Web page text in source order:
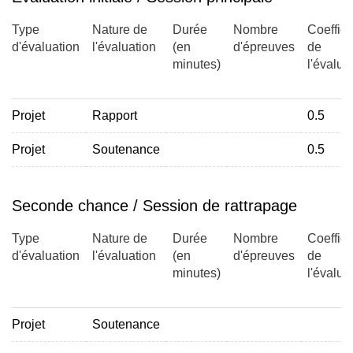
Type
d'évaluation
Nature de
l'évaluation
Durée
(en
minutes)
Nombre
d'épreuves
de
Projet Rapport 0.5
Projet Soutenance 0.5
Seconde chance / Session de rattrapage
Type
d'évaluation
Nature de
l'évaluation
Durée
(en
minutes)
Nombre
d'épreuves
de
Projet Soutenance